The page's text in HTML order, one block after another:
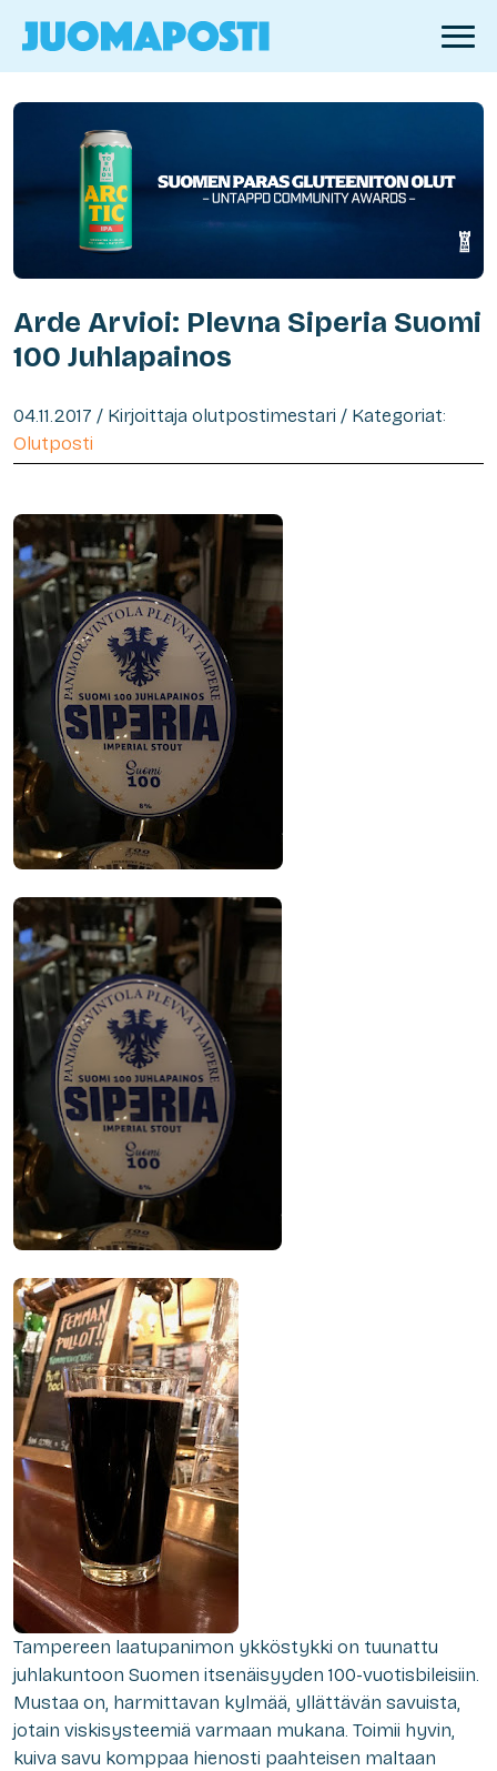
Arde Arvioi: Plevna Siperia Suomi
100 Juhlapainos
04.11.2017 / Kirjoittaja olutpostimestari / Kategoriat:
Olutposti
Tampereen laatupanimon ykköstykki on tuunattu
juhlakuntoon Suomen itsenäisyyden 100-vuotisbileisiin.
Mustaa on, harmittavan kylmää, yllättävän savuista,
jotain viskisysteemiä varmaan mukana. Toimii hyvin,
kuiva savu komppaa hienosti paahteisen maltaan